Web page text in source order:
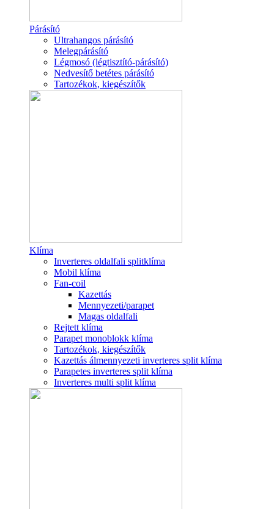
Párásító
Ultrahangos párásító
Melegpárásító
Légmosó (légtisztító-párásító)
Nedvesítő betétes párásító
Tartozékok, kiegészítők
Klíma
Inverteres oldalfali splitklíma
Mobil klíma
Fan-coil
Kazettás
Mennyezeti/parapet
Magas oldalfali
Rejtett klíma
Parapet monoblokk klíma
Tartozékok, kiegészítők
Kazettás álmennyezeti inverteres split klíma
Parapetes inverteres split klíma
Inverteres multi split klíma